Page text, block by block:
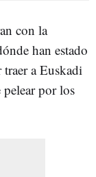
con la
han estado
a Euskadi
por los